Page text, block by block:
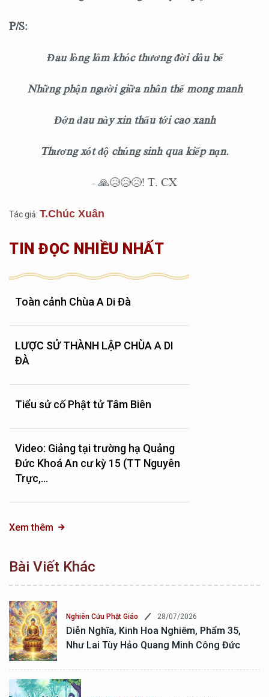
P/S:
Đau lòng lắm khóc thương đời dâu bể
Những phận người giữa nhân thế mong manh
Đớn đau này xin thấu tới cao xanh
Thương xót độ chúng sinh qua kiếp nạn.
- 🙏😥😥😥! T. CX
Tác giả: T.Chúc Xuân
TIN ĐỌC NHIỀU NHẤT
Toàn cảnh Chùa A Di Đà
LƯỢC SỬ THÀNH LẬP CHÙA A DI
ĐÀ
Tiểu sử cố Phật tử Tâm Biên
Video: Giảng tại trường hạ Quảng
Đức Khoá An cư kỳ 15 (TT Nguyên
Trực,...
Xem thêm
Bài Viết Khác
Nghiên Cứu Phật Giáo 28/07/2026
Diễn Nghĩa, Kinh Hoa Nghiêm, Phẩm 35,
Như Lai Tùy Hảo Quang Minh Công Đức